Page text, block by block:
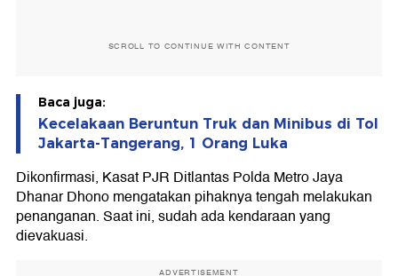
SCROLL TO CONTINUE WITH CONTENT
Baca juga:
Kecelakaan Beruntun Truk dan Minibus di Tol
Jakarta-Tangerang, 1 Orang Luka
Dikonfirmasi, Kasat PJR Ditlantas Polda Metro Jaya
Dhanar Dhono mengatakan pihaknya tengah melakukan
penanganan. Saat ini, sudah ada kendaraan yang
dievakuasi.
ADVERTISEMENT